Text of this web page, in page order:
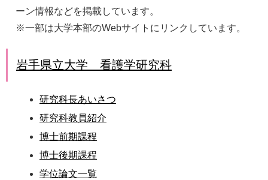
ーン情報などを掲載しています。
※一部は大学本部のWebサイトにリンクしています。
岩手県立大学 看護学研究科
研究科長あいさつ
研究科教員紹介
博士前期課程
博士後期課程
学位論文一覧